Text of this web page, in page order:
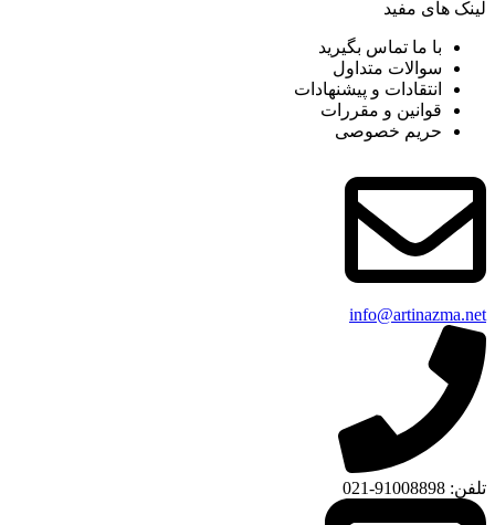
لینک های مفید
با ما تماس بگیرید
سوالات متداول
انتقادات و پیشنهادات
قوانین و مقررات
حریم خصوصی
info@artinazma.net
تلفن: 91008898-021